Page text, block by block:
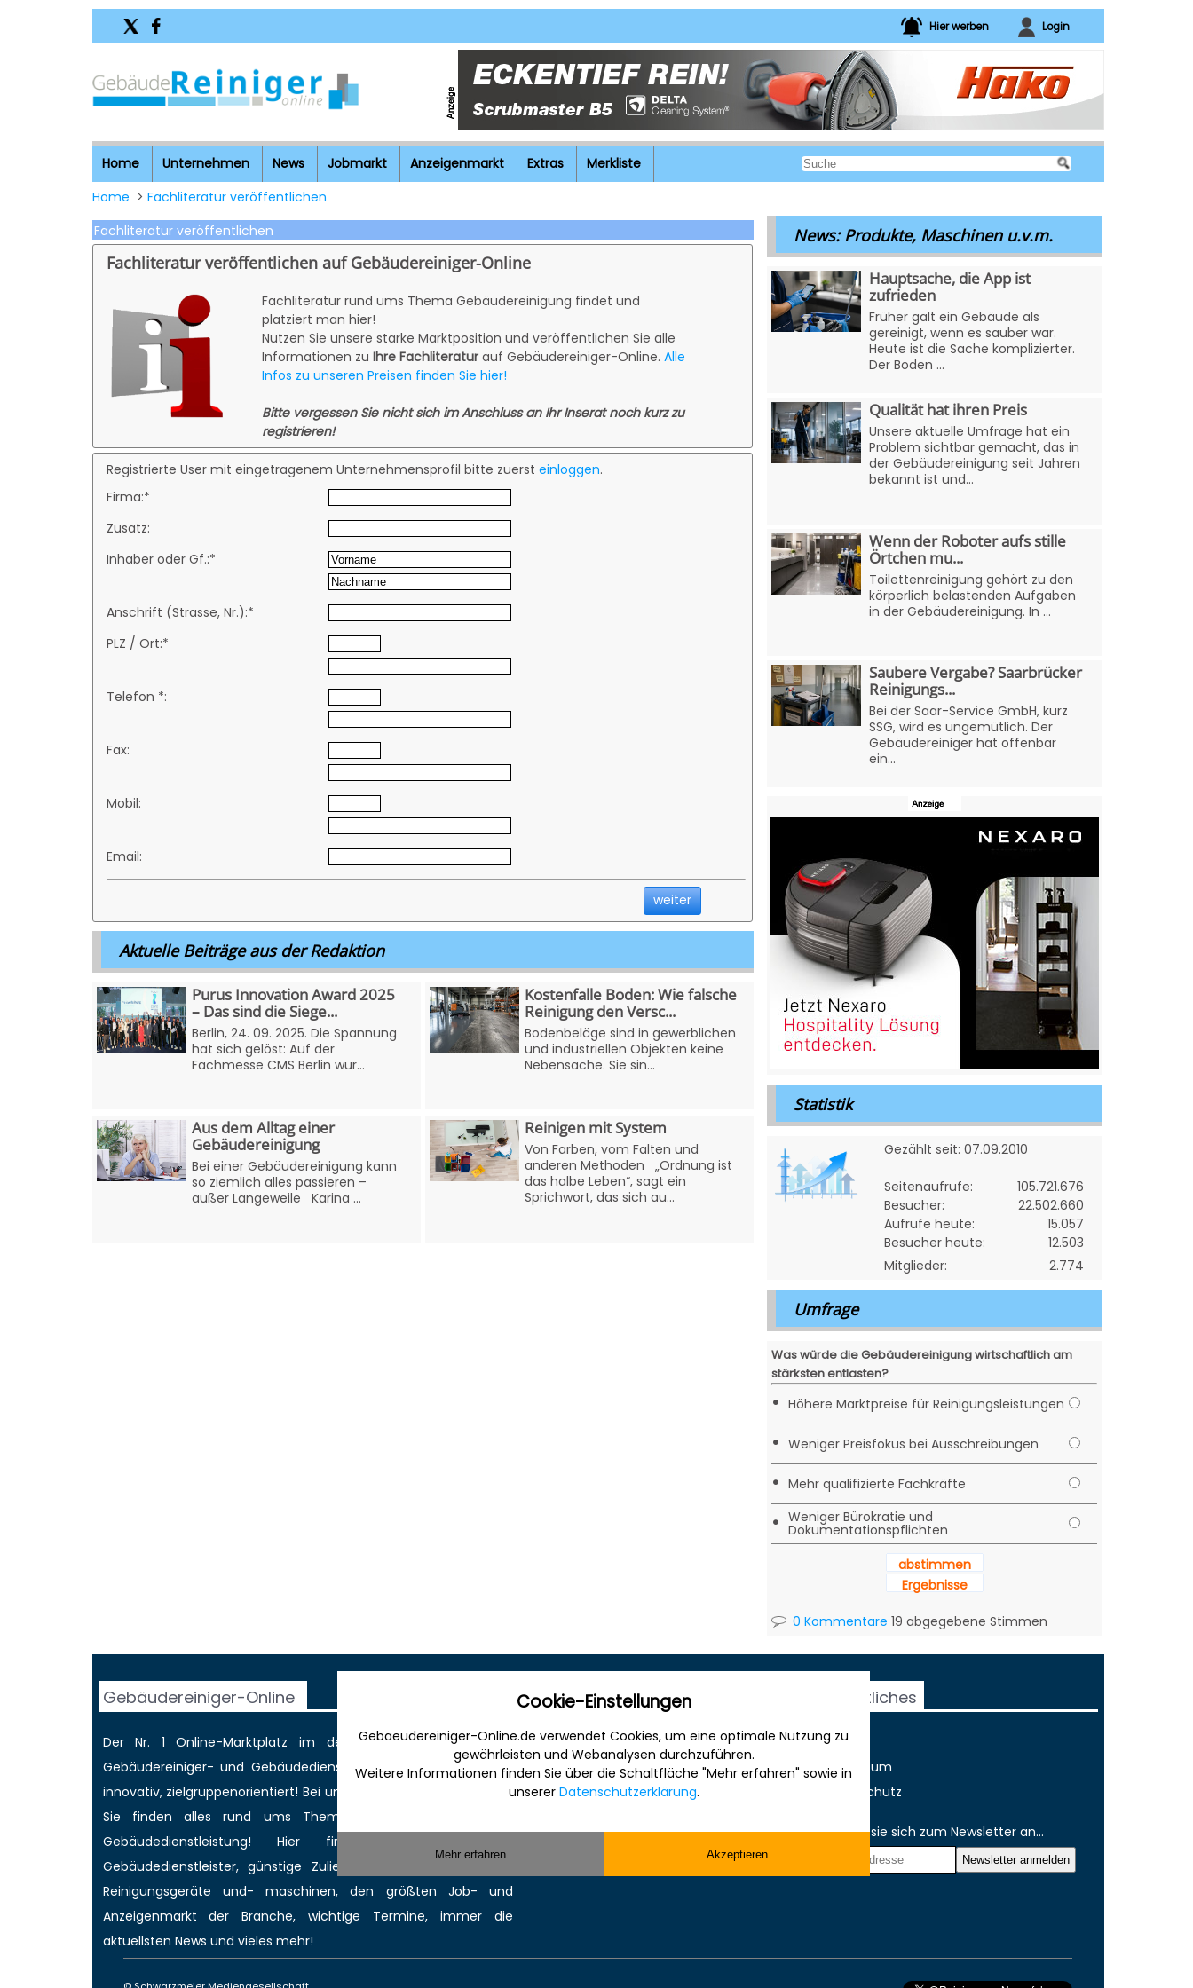
Hier werben Login
Home Unternehmen News Jobmarkt Anzeigenmarkt Extras
Merkliste
Home > Fachliteratur veröffentlichen
Fachliteratur veröffentlichen
Fachliteratur veröffentlichen auf Gebäudereiniger-Online
Fachliteratur rund ums Thema Gebäudereinigung findet und
platziert man hier!
Nutzen Sie unsere starke Marktposition und veröffentlichen Sie alle
Informationen zu Ihre Fachliteraturauf Gebäudereiniger-Online. Alle
Infos zu unseren Preisen finden Sie hier!
Bitte vergessen Sie nicht sich im Anschluss an Ihr Inserat noch kurz zu
registrieren!
Registrierte User mit eingetragenem Unternehmensprofil bitte zuerst einloggen.
Firma:*
Zusatz:
Inhaber oder Gf.:*
Anschrift (Strasse, Nr.):*
PLZ / Ort:*
Telefon *:
Fax:
Mobil:
Email:
weiter
Aktuelle Beiträge aus der Redaktion
Purus Innovation Award 2025
– Das sind die Siege...
Berlin, 24. 09. 2025. Die Spannung
hat sich gelöst: Auf der
Fachmesse CMS Berlin wur...
Kostenfalle Boden: Wie falsche
Reinigung den Versc...
Bodenbeläge sind in gewerblichen
und industriellen Objekten keine
Nebensache. Sie sin...
Aus dem Alltag einer
Gebäudereinigung
Bei einer Gebäudereinigung kann
so ziemlich alles passieren –
außer Langeweile Karina ...
Reinigen mit System
Von Farben, vom Falten und
anderen Methoden „Ordnung ist
das halbe Leben“, sagt ein
Sprichwort, das sich au...
News: Produkte, Maschinen u.v.m.
Hauptsache, die App ist
zufrieden
Früher galt ein Gebäude als
gereinigt, wenn es sauber war.
Heute ist die Sache komplizierter.
Der Boden ...
Qualität hat ihren Preis
Unsere aktuelle Umfrage hat ein
Problem sichtbar gemacht, das in
der Gebäudereinigung seit Jahren
bekannt ist und...
Wenn der Roboter aufs stille
Örtchen mu...
Toilettenreinigung gehört zu den
körperlich belastenden Aufgaben
in der Gebäudereinigung. In ...
Saubere Vergabe? Saarbrücker
Reinigungs...
Bei der Saar-Service GmbH, kurz
SSG, wird es ungemütlich. Der
Gebäudereiniger hat offenbar
ein...
Statistik
Gezählt seit: 07.09.2010
Seitenaufrufe:
105.721.676
Besucher:
22.502.660
Aufrufe heute:
15.057
Besucher heute:
12.503
Mitglieder:
2.774
Umfrage
Was würde die Gebäudereinigung wirtschaftlich am
stärksten entlasten?
• Höhere Marktpreise für Reinigungsleistungen
• Weniger Preisfokus bei Ausschreibungen
• Mehr qualifizierte Fachkräfte
• Weniger Bürokratie und
Dokumentationspflichten
abstimmen
Ergebnisse
0 Kommentare 19 abgegebene Stimmen
Gebäudereiniger-Online
Der Nr. 1 Online-Marktplatz im deutschen Internet für die
Gebäudereiniger- und Gebäudedienstleisterbranche. Informativ,
innovativ, zielgruppenorientiert! Bei uns werden Sie gefunden und
Sie finden alles rund ums Thema Gebäudereinigung bzw.
Gebäudedienstleistung! Hier finden Sie kompetente
Gebäudedienstleister, günstige Zulieferer für Reinigungsmittel,
Reinigungsgeräte und- maschinen, den größtenJob- und
Anzeigenmarkt der Branche,wichtige Termine, immer die
aktuellsten News und vieles mehr!
Sonstiges
Werbung
Musterverträge und Vorlagen
Hilfe
Rechtliches
AGB
Impressum
Datenschutz
Melden sie sich zum Newsletter an...
Cookie-Einstellungen
Gebaeudereiniger-Online.de verwendet Cookies, um eine optimale Nutzung zu
gewährleisten und Webanalysen durchzuführen.
Weitere Informationen finden Sie über die Schaltfläche "Mehr erfahren" sowie in
unserer Datenschutzerklärung.
Mehr erfahren Akzeptieren